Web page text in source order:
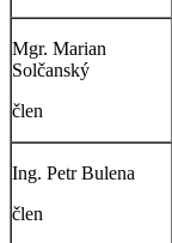
Mgr. Marian
Solčanský
člen
Ing. Petr Bulena
člen